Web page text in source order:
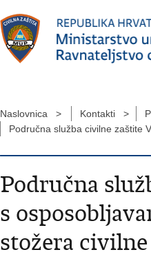
Naslovnica > Kontakti >
Područna služba civilne zaštite
Područna
s
stožera